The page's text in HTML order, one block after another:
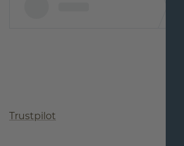
Trustpilot